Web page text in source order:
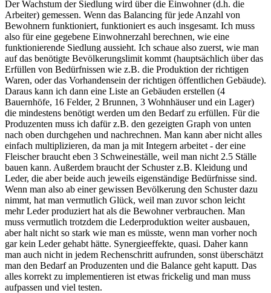
Der Wachstum der Siedlung wird über die Einwohner (d.h. die
Arbeiter) gemessen. Wenn das Balancing für jede Anzahl von
Bewohnern funktioniert, funktioniert es auch insgesamt. Ich muss
also für eine gegebene Einwohnerzahl berechnen, wie eine
funktionierende Siedlung aussieht. Ich schaue also zuerst, wie man
auf das benötigte Bevölkerungslimit kommt (hauptsächlich über das
Erfüllen von Bedürfnissen wie z.B. die Produktion der richtigen
Waren, oder das Vorhandensein der richtigen öffentlichen Gebäude).
Daraus kann ich dann eine Liste an Gebäuden erstellen (4
Bauernhöfe, 16 Felder, 2 Brunnen, 3 Wohnhäuser und ein Lager)
die mindestens benötigt werden um den Bedarf zu erfüllen. Für die
Produzenten muss ich dafür z.B. den gezeigten Graph von unten
nach oben durchgehen und nachrechnen. Man kann aber nicht alles
einfach multiplizieren, da man ja mit Integern arbeitet - der eine
Fleischer braucht eben 3 Schweineställe, weil man nicht 2.5 Ställe
bauen kann. Außerdem braucht der Schuster z.B. Kleidung und
Leder, die aber beide auch jeweils eigenständige Bedürfnisse sind.
Wenn man also ab einer gewissen Bevölkerung den Schuster dazu
nimmt, hat man vermutlich Glück, weil man zuvor schon leicht
mehr Leder produziert hat als die Bewohner verbrauchen. Man
muss vermutlich trotzdem die Lederproduktion weiter ausbauen,
aber halt nicht so stark wie man es müsste, wenn man vorher noch
gar kein Leder gehabt hätte. Synergieeffekte, quasi. Daher kann
man auch nicht in jedem Rechenschritt aufrunden, sonst überschätzt
man den Bedarf an Produzenten und die Balance geht kaputt. Das
alles korrekt zu implementieren ist etwas frickelig und man muss
aufpassen und viel testen.